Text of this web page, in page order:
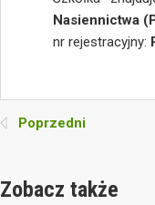
Nasiennictwa
nr rejestracyjny:
Poprzedni
Zobacz także